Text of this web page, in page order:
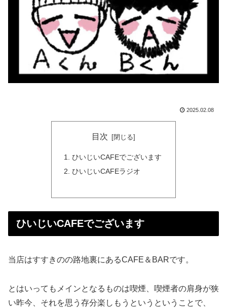
2025.02.08
目次
ひいじいCAFEでございます
ひいじいCAFEラジオ
ひいじいCAFEでございます
当店はすすきのの路地裏にあるCAFE＆BARです。
とはいってもメインとなるものは喫煙、喫煙者の肩身が狭
い昨今、それを思う存分楽しもうというということで、